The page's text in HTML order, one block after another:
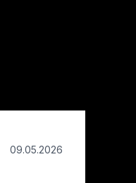
09.05.2026